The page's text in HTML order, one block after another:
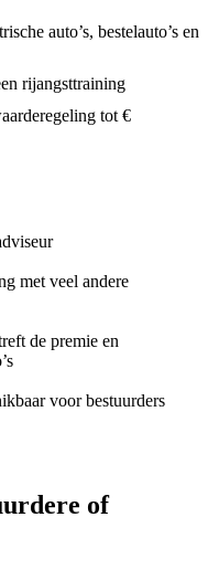
auto’s, bestelauto’s en
rijangsttraining
tot €
met veel andere
de premie en
voor bestuurders
of